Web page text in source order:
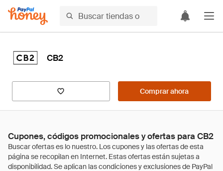
CB2
Comprar ahora
Cupones, códigos promocionales y ofertas para CB2